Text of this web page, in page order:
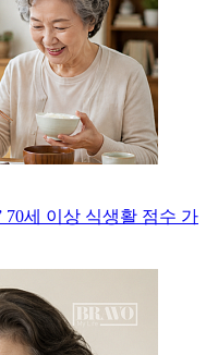
70세 이상 식생활 점수 가